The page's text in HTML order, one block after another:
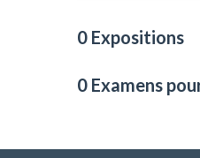
0 Expositions
0 Examens